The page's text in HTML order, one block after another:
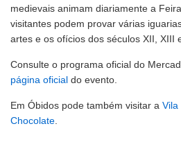
medievais animam diariamente a
visitantes podem provar várias
artes e os ofícios dos séculos XII, XIII
Consulte o programa oficial do
página oficial do evento.
Em Óbidos pode também visitar a Vila
Chocolate